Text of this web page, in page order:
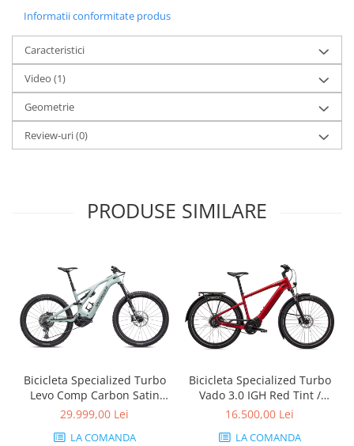
Informatii conformitate produs
Caracteristici
Video (1)
Geometrie
Review-uri(0)
PRODUSE SIMILARE
Bicicleta Specialized Turbo
Levo Comp Carbon Satin
White Sage / Deep Lake
29.999,00 Lei
LA COMANDA
Bicicleta Specialized Turbo
Vado 3.0 IGH Red Tint /
Silver Reflective
16.500,00 Lei
LA COMANDA